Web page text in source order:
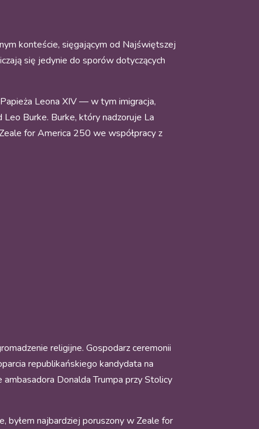
konteście, sięgającym od Najświętszej
się jedynie do sporów dotyczących
Leona XIV — w tym imigracja,
Burke. Burke, który nadzoruje La
for America 250 we współpracy z
religijne. Gospodarz ceremonii
republikańskiego kandydata na
Donalda Trumpa przy Stolicy
byłem najbardziej poruszony w Zeale for